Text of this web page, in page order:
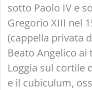
sotto Paolo IV e
Gregorio XIII nel
(cappella privata
Beato Angelico ai
Loggia sul cortile
e il cubiculum,